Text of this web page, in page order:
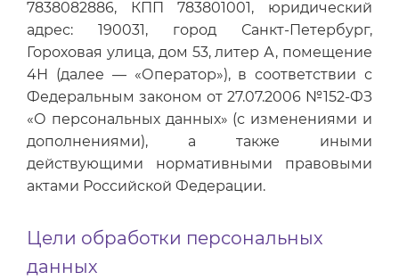
7838082886, КПП 783801001, юридический
адрес: 190031, город Санкт-Петербург,
Гороховая улица, дом 53, литер А, помещение
4Н (далее — «Оператор»), в соответствии с
Федеральным законом от 27.07.2006 №152-ФЗ
«О персональных данных» (с изменениями и
дополнениями), а также иными
действующими нормативными правовыми
актами Российской Федерации.
Цели обработки персональных
данных